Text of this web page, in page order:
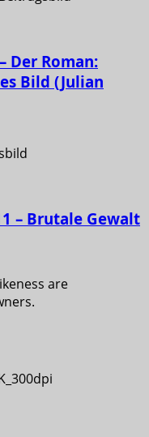
Der Roman:
Bild (Julian
– Brutale Gewalt
are